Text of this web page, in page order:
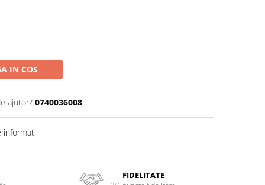
IN COS
ajutor? 0740036008
informatii
FIDELITATE